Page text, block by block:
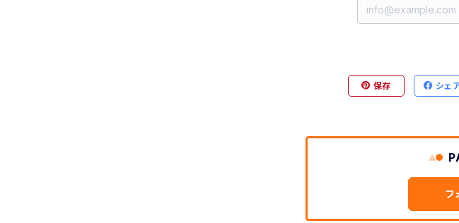
保存 シェ
フ